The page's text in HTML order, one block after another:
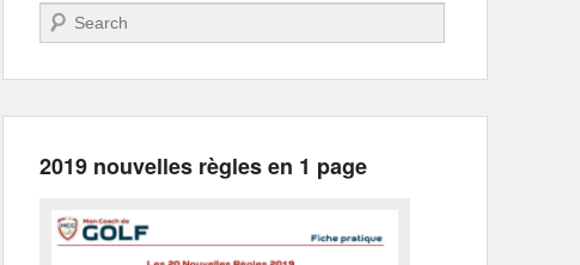
Recherche
2019 nouvelles règles en 1 page